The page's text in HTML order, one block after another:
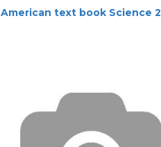
American text book Science 2